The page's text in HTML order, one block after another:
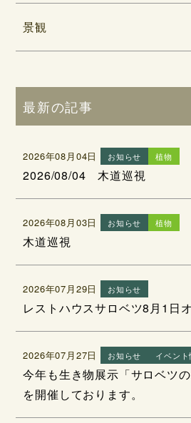
景観
最新の記事
2026年08月04日 お知らせ 植物
2026/08/04 木道巡視
2026年08月03日 お知らせ 植物
木道巡視
2026年07月29日 お知らせ
レストハウスサロベツ8月1日
2026年07月27日 お知らせ イベント
今年も生き物展示「サロベツ
を開催しております。